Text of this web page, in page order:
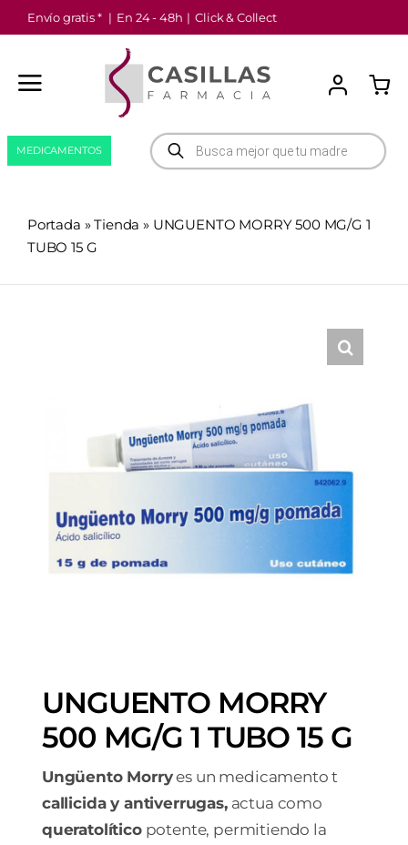
Saltar
al
Envío gratis * | En 24 - 48h | Click & Collect
Búsqueda
de
productos
MEDICAMENTOS
Portada »Tienda » UNGUENTO MORRY 500 MG/G 1
TUBO 15 G
UNGUENTO MORRY
500 MG/G 1 TUBO 15 G
Ungüento Morryes un medicamento t
callicida y antiverrugas,actua como
queratolíticopotente, permitiendo la